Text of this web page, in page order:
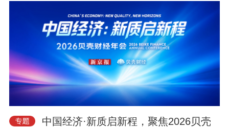
中国经济·新质启新程，聚焦2026贝壳